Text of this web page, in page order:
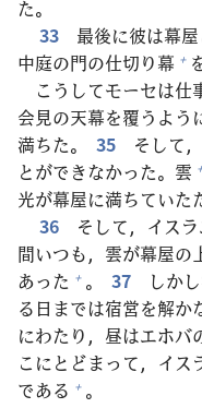
た。
33
最後に彼は幕屋
中庭の門の仕切り幕 +
こうしてモーセは仕
会見の天幕を覆うよう
満ちた。 35 そして
とができなかった。 雲 +
光が幕屋に満ちていた
36
そして，イス
間いつも， 雲が幕屋の
あった + 。 37 しかし
る 日までは宿営を解か
にわたり， 昼はエホバ
こにとどまって，イス
である + 。